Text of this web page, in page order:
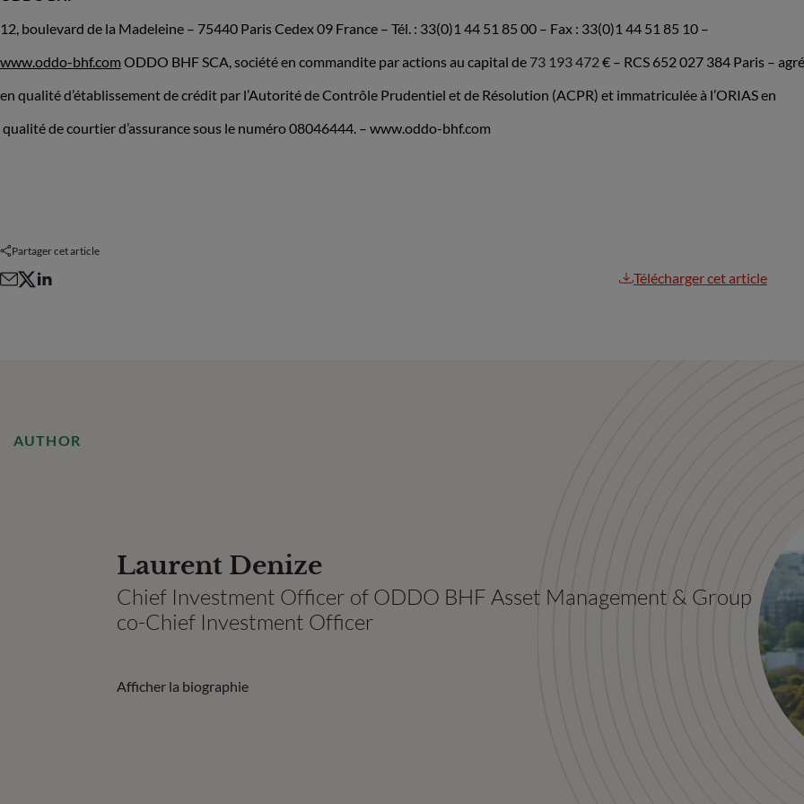
12, boulevard de la Madeleine – 75440 Paris Cedex 09 France – Tél. : 33(0)1 44 51 85 00 – Fax : 33(0)1 44 51 85 10 –
www.oddo-bhf.com ODDO BHF SCA, société en commandite par actions au capital de 73 193 472 € – RCS 652 027 384 Paris –
en qualité d’établissement de crédit par l’Autorité de Contrôle Prudentiel et de Résolution (ACPR) et immatriculée à l’ORIAS en
qualité de courtier d’assurance sous le numéro 08046444. – www.oddo-bhf.com
Partager cet article
Télécharger cet article
AUTHOR
Laurent Denize
Chief Investment Officer of ODDO BHF Asset Management & Group
co-Chief Investment Officer
Afficher la biographie